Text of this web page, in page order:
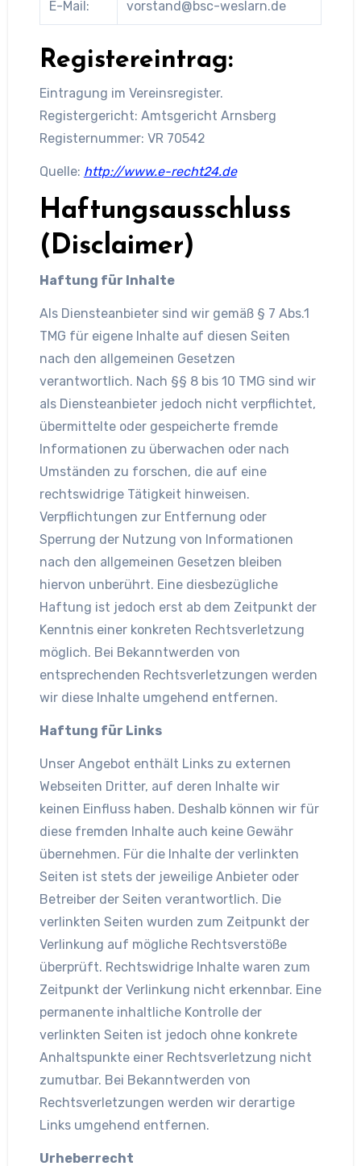
E-Mail: vorstand@bsc-weslarn.de
Registereintrag:
Eintragung im Vereinsregister.
Registergericht: Amtsgericht Arnsberg
Registernummer: VR 70542
Quelle: http://www.e-recht24.de
Haftungsausschluss
(Disclaimer)
Haftung für Inhalte
Als Diensteanbieter sind wir gemäß § 7 Abs.1
TMG für eigene Inhalte auf diesen Seiten
nach den allgemeinen Gesetzen
verantwortlich. Nach §§ 8 bis 10 TMG sind wir
als Diensteanbieter jedoch nicht verpflichtet,
übermittelte oder gespeicherte fremde
Informationen zu überwachen oder nach
Umständen zu forschen, die auf eine
rechtswidrige Tätigkeit hinweisen.
Verpflichtungen zur Entfernung oder
Sperrung der Nutzung von Informationen
nach den allgemeinen Gesetzen bleiben
hiervon unberührt. Eine diesbezügliche
Haftung ist jedoch erst ab dem Zeitpunkt der
Kenntnis einer konkreten Rechtsverletzung
möglich. Bei Bekanntwerden von
entsprechenden Rechtsverletzungen werden
wir diese Inhalte umgehend entfernen.
Haftung für Links
Unser Angebot enthält Links zu externen
Webseiten Dritter, auf deren Inhalte wir
keinen Einfluss haben. Deshalb können wir für
diese fremden Inhalte auch keine Gewähr
übernehmen. Für die Inhalte der verlinkten
Seiten ist stets der jeweilige Anbieter oder
Betreiber der Seiten verantwortlich. Die
verlinkten Seiten wurden zum Zeitpunkt der
Verlinkung auf mögliche Rechtsverstöße
überprüft. Rechtswidrige Inhalte waren zum
Zeitpunkt der Verlinkung nicht erkennbar. Eine
permanente inhaltliche Kontrolle der
verlinkten Seiten ist jedoch ohne konkrete
Anhaltspunkte einer Rechtsverletzung nicht
zumutbar. Bei Bekanntwerden von
Rechtsverletzungen werden wir derartige
Links umgehend entfernen.
Urheberrecht